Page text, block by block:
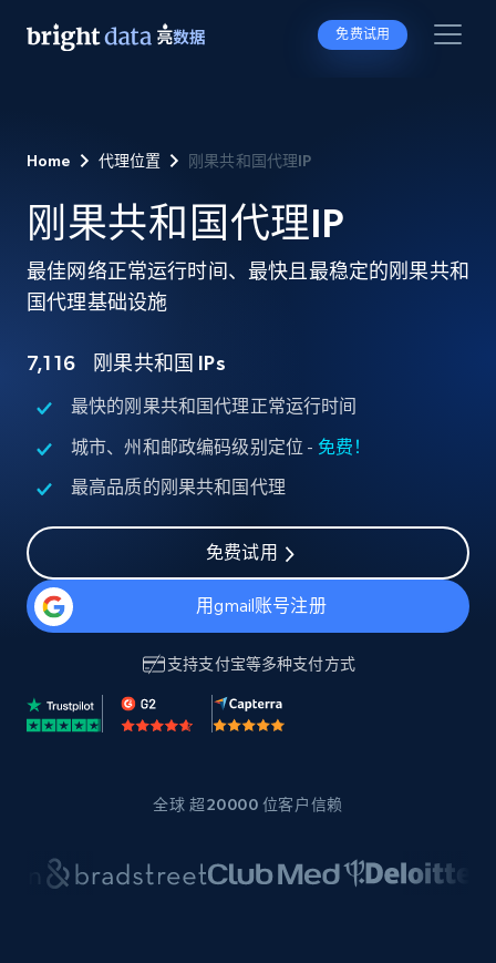
免费试用
Home 代理位置 刚果共和国代理IP
刚果共和国代理IP
最佳网络正常运行时间、最快且最稳定的刚果共和
国代理基础设施
7,116 刚果共和国 IPs
最快的刚果共和国代理正常运行时间
城市、州和邮政编码级别定位 - 免费！
最高品质的刚果共和国代理
免费试用
用gmail账号注册
支持支付宝等多种支付方式
全球 超20000 位客户信赖